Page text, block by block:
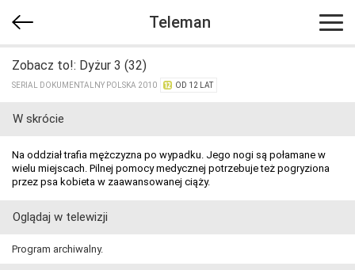
Teleman
Zobacz to!: Dyżur 3 (32)
SERIAL DOKUMENTALNY POLSKA 2010 OD 12 LAT
W skrócie
Na oddział trafia mężczyzna po wypadku. Jego nogi są połamane w
wielu miejscach. Pilnej pomocy medycznej potrzebuje też pogryziona
przez psa kobieta w zaawansowanej ciąży.
Oglądaj w telewizji
Program archiwalny.